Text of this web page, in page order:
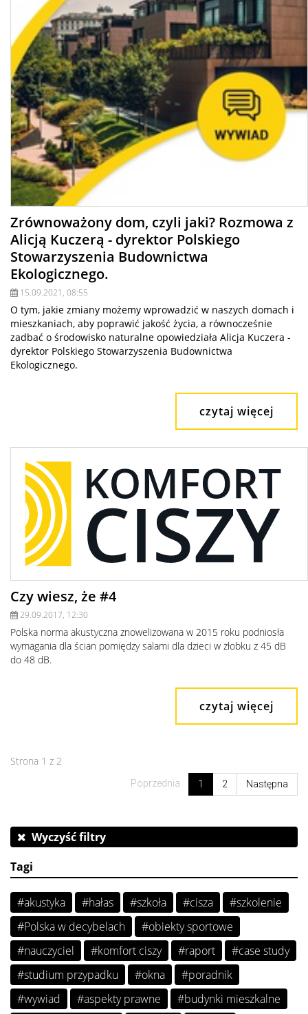
Zrównoważony dom, czyli jaki? Rozmowa z
Alicją Kuczerą - dyrektor Polskiego
Stowarzyszenia Budownictwa
Ekologicznego.
15.09.2021, 08:55
O tym, jakie zmiany możemy wprowadzić w naszych domach i
mieszkaniach, aby poprawić jakość życia, a równocześnie
zadbać o środowisko naturalne opowiedziała Alicja Kuczera -
dyrektor Polskiego Stowarzyszenia Budownictwa
Ekologicznego.
czytaj więcej
Czy wiesz, że #4
29.09.2017, 12:30
Polska norma akustyczna znowelizowana w 2015 roku podniosła
wymagania dla ścian pomiędzy salami dla dzieci w żłobku z 45 dB
do 48 dB.
czytaj więcej
Strona 1 z 2
Poprzednia 1 2 Następna
Wyczyść filtry
Tagi
#akustyka #hałas #szkoła #cisza
#szkolenie
#Polska w decybelach
#obiekty sportowe
#nauczyciel
#komfort ciszy #raport
#case study
#studium przypadku
#okna
#poradnik
#wywiad
#aspekty prawne
#budynki mieszkalne